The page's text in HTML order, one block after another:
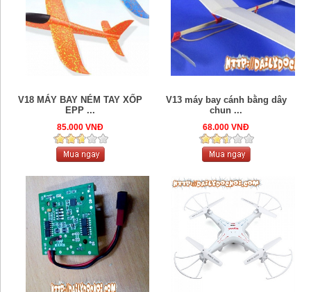
V18 MÁY BAY NÉM TAY XỐP
EPP ...
85.000 VNĐ
V13 máy bay cánh bằng dây
chun ...
68.000 VNĐ